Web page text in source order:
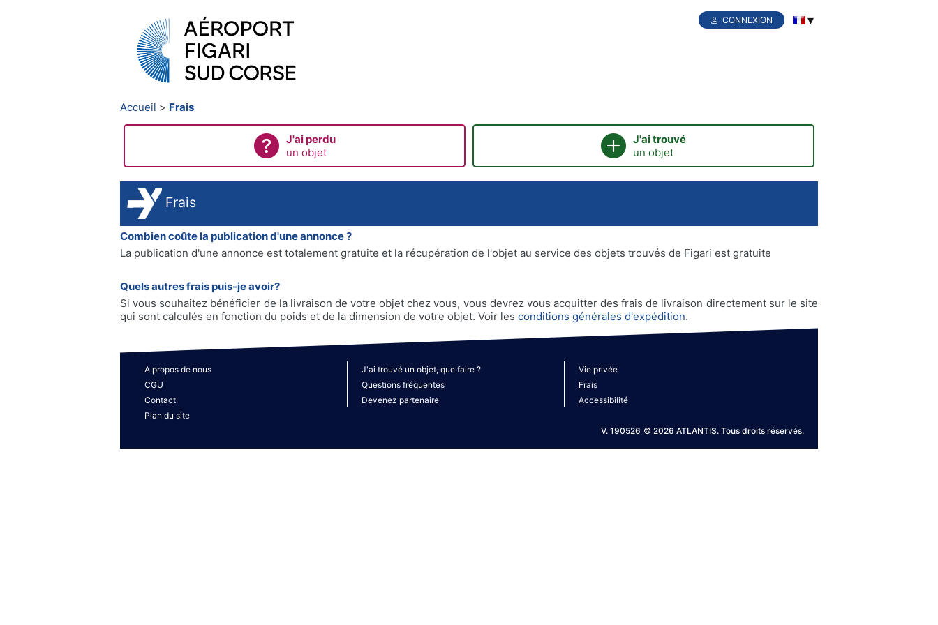
CONNEXION
Accueil Frais
J'ai perdu
un objet
J'ai trouvé
un objet
Frais
Combien coûte la publication d'une annonce ?
La publication d'une annonce est totalement gratuite et la récupération de l'objet au service des objets trouvés de Figari est gratuite
Quels autres frais puis-je avoir?
Si vous souhaitez bénéficier de la livraison de votre objet chez vous, vous devrez vous acquitter des frais de livraison directement sur le site
qui sont calculés en fonction du poids et de la dimension de votre objet. Voir les conditions générales d'expédition.
A propos de nous J'ai trouvé un objet, que faire ?
Vie privée
CGU
Questions fréquentes
Frais
Contact
Devenez partenaire
Accessibilité
Plan du site
V. 190526 © 2026 ATLANTIS. Tous droits réservés.